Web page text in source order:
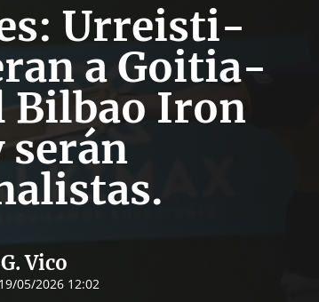
Urreisti-
a Goitia-
Bilbao Iron
serán
Vico
19/05/2026 12:02